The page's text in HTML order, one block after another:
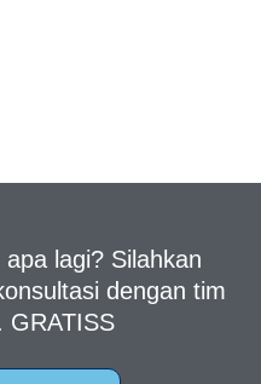
lagi? Silahkan
dengan tim
GRATISS